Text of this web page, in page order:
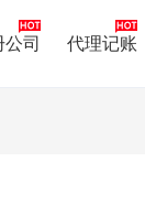
司 代理记账